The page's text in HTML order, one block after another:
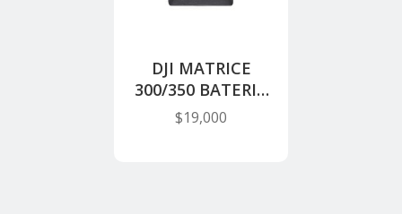
DJI MATRICE
300/350 BATERIA
INTELIGENTE
$19,000